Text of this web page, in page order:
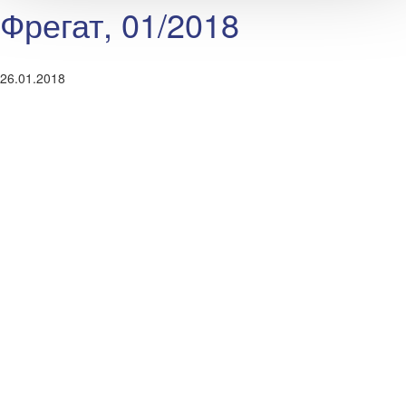
Фрегат, 01/2018
26.01.2018